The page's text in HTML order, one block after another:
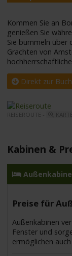
Kommen Sie an
genießen Sie
Sie bummeln über
Grachten von
Direkt zur
REISEROUTE -
Kabinen &
Preise für
Außenkabinen
Fenster und
ermöglichen